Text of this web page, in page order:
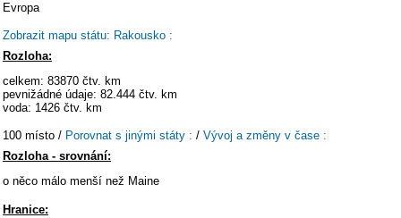
Evropa
Zobrazit mapu státu: Rakousko :
Rozloha:
celkem: 83870 čtv. km
pevnižádné údaje: 82.444 čtv. km
voda: 1426 čtv. km
100 místo / Porovnat s jinými státy : / Vývoj a změny v čase :
Rozloha - srovnání:
o něco málo menší než Maine
Hranice: